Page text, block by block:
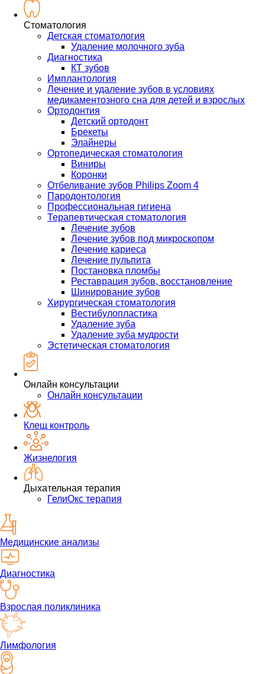
Стоматология
Детская стоматология
Удаление молочного зуба
Диагностика
КТ зубов
Имплантология
Лечение и удаление зубов в условиях
медикаментозного сна для детей и взрослых
Ортодонтия
Детский ортодонт
Брекеты
Элайнеры
Ортопедическая стоматология
Виниры
Коронки
Отбеливание зубов Philips Zoom 4
Пародонтология
Профессиональная гигиена
Терапевтическая стоматология
Лечение зубов
Лечение зубов под микроскопом
Лечение кариеса
Лечение пульпита
Постановка пломбы
Реставрация зубов, восстановление
Шинирование зубов
Хирургическая стоматология
Вестибулопластика
Удаление зуба
Удаление зуба мудрости
Эстетическая стоматология
Онлайн консультации
Онлайн консультации
Клещ контроль
Жизнелогия
Дыхательная терапия
ГелиОкс терапия
Медицинские анализы
Диагностика
Взрослая поликлиника
Лимфология